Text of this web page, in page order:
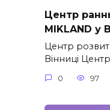
Центр
MIKLAND у
Центр
Вінниці
0 97